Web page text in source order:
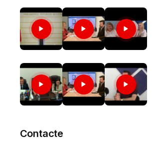
ContacteFosta primăriță